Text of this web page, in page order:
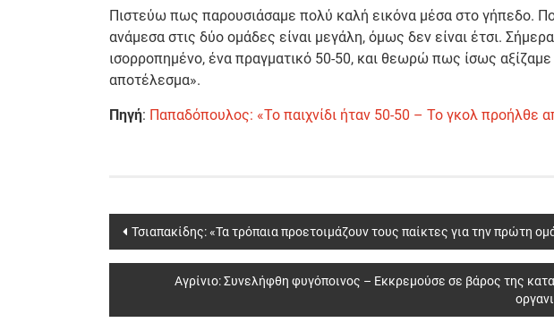
Πιστεύω πως παρουσιάσαμε πολύ καλή εικόνα μέσα στο γήπεδο.
ανάμεσα στις δύο ομάδες είναι μεγάλη, όμως δεν είναι έτσι.
ισορροπημένο, ένα πραγματικό 50-50, και θεωρώ πως ίσως
αποτέλεσμα».
Πηγή: Παπαδόπουλος: «Το παιχνίδι ήταν 50-50 – Το γκολ προήλθε
Post
navigation
Τσιαπακίδης: «Τα τρόπαια προετοιμάζουν τους παίκτες για την πρώτη
Αγρίνιο: Συνελήφθη φυγόποινος – Εκκρεμούσε σε βάρος της